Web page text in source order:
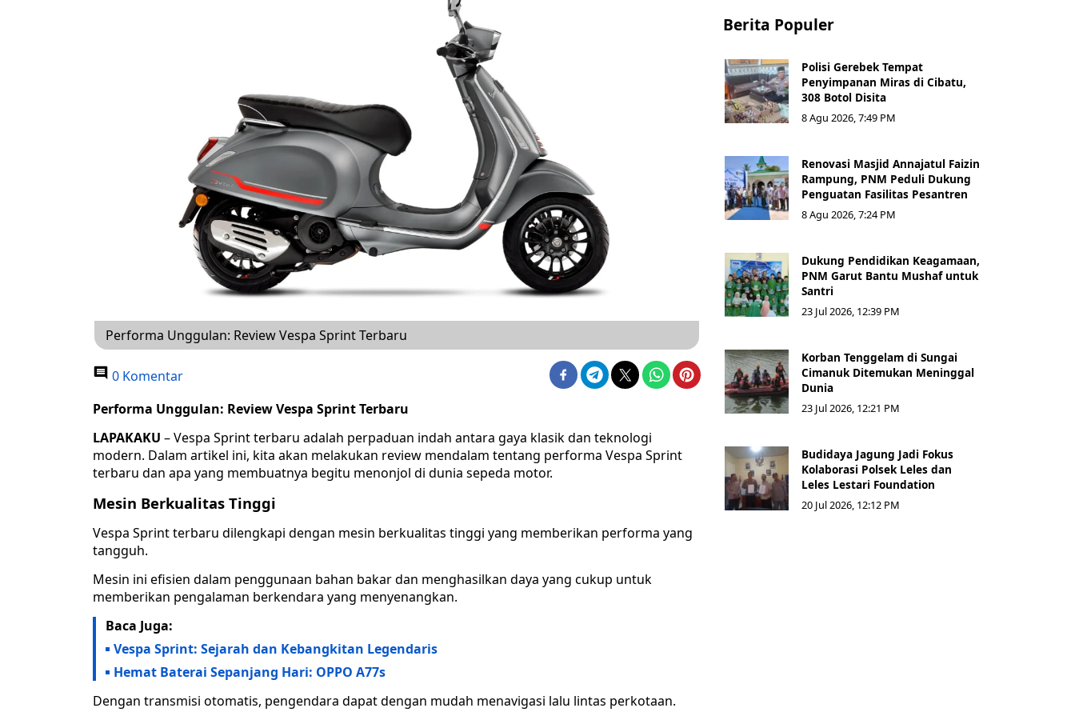
Performa Unggulan: Review Vespa Sprint Terbaru
0 Komentar
Performa Unggulan: Review Vespa Sprint Terbaru
LAPAKAKU – Vespa Sprint terbaru adalah perpaduan indah antara gaya klasik dan teknologi
modern. Dalam artikel ini, kita akan melakukan review mendalam tentang performa Vespa Sprint
terbaru dan apa yang membuatnya begitu menonjol di dunia sepeda motor.
Mesin Berkualitas Tinggi
Vespa Sprint terbaru dilengkapi dengan mesin berkualitas tinggi yang memberikan performa yang
tangguh.
Mesin ini efisien dalam penggunaan bahan bakar dan menghasilkan daya yang cukup untuk
memberikan pengalaman berkendara yang menyenangkan.
Baca Juga:
Vespa Sprint: Sejarah dan Kebangkitan Legendaris
Hemat Baterai Sepanjang Hari: OPPO A77s
Dengan transmisi otomatis, pengendara dapat dengan mudah menavigasi lalu lintas perkotaan.
Berita Populer
Polisi Gerebek Tempat
Penyimpanan Miras di Cibatu,
308 Botol Disita
8 Agu 2026, 7:49 PM
Renovasi Masjid Annajatul Faizin
Rampung, PNM Peduli Dukung
Penguatan Fasilitas Pesantren
8 Agu 2026, 7:24 PM
Dukung Pendidikan Keagamaan,
PNM Garut Bantu Mushaf untuk
Santri
23 Jul 2026, 12:39 PM
Korban Tenggelam di Sungai
Cimanuk Ditemukan Meninggal
Dunia
23 Jul 2026, 12:21 PM
Budidaya Jagung Jadi Fokus
Kolaborasi Polsek Leles dan
Leles Lestari Foundation
20 Jul 2026, 12:12 PM